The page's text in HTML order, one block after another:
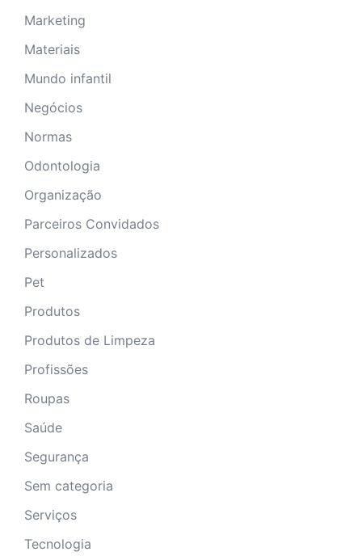
Marketing
Materiais
Mundo infantil
Negócios
Normas
Odontologia
Organização
Parceiros Convidados
Personalizados
Pet
Produtos
Produtos de Limpeza
Profissões
Roupas
Saúde
Segurança
Sem categoria
Serviços
Tecnologia